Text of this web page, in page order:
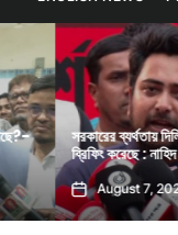
সরকারের ব্যর্থতায় দিল্লিতে
ব্রিফিং করেছে : নাহিদ ইসলাম
August 7, 2026